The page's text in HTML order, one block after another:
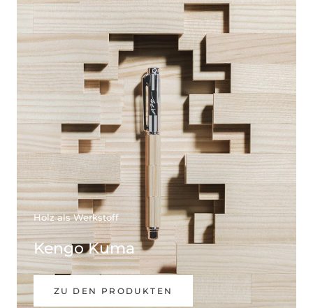
Holz als Werkstoff
Kengo Kuma
ZU DEN PRODUKTEN